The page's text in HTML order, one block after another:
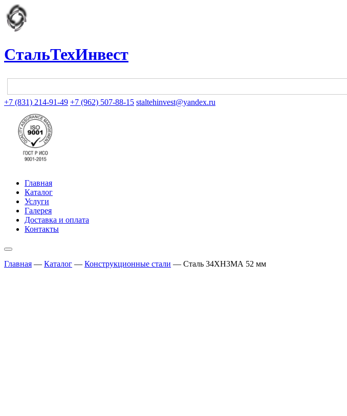
СтальТехИнвест
+7 (831) 214-91-49 +7 (962) 507-88-15 staltehinvest@yandex.ru
Главная
Каталог
Услуги
Галерея
Доставка и оплата
Контакты
Главная — Каталог — Конструкционные стали — Сталь 34ХН3МА 52 мм